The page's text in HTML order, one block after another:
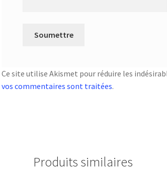
Ce site utilise Akismet pour réduire les
vos commentaires sont traitées.
Produits similaires